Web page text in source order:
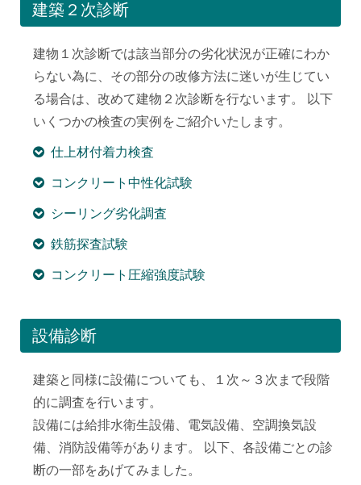
建築２次診断
建物１次診断では該当部分の劣化状況が正確にわか
らない為に、その部分の改修方法に迷いが生じてい
る場合は、改めて建物２次診断を行ないます。 以下
いくつかの検査の実例をご紹介いたします。
仕上材付着力検査
コンクリート中性化試験
シーリング劣化調査
鉄筋探査試験
コンクリート圧縮強度試験
設備診断
建築と同様に設備についても、１次～３次まで段階
的に調査を行います。
設備には給排水衛生設備、電気設備、空調換気設
備、消防設備等があります。 以下、各設備ごとの診
断の一部をあげてみました。